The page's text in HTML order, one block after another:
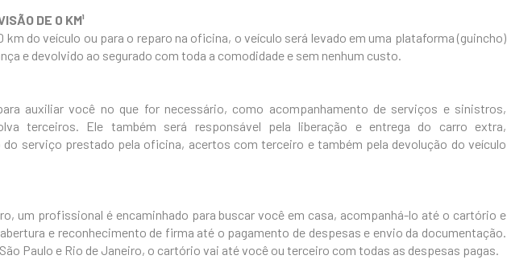
DE 0 KM¹
km do veículo ou para o reparo na oficina, o veículo será levado em uma plataforma (guincho)
e devolvido ao segurado com toda a comodidade e sem nenhum custo.
auxiliar você no que for necessário, como acompanhamento de serviços e sinistros,
terceiros. Ele também será responsável pela liberação e entrega do carro extra,
do serviço prestado pela oficina, acertos com terceiro e também pela devolução do veículo
um profissional é encaminhado para buscar você em casa, acompanhá-lo até o cartório e
e reconhecimento de firma até o pagamento de despesas e envio da documentação.
Paulo e Rio de Janeiro, o cartório vai até você ou terceiro com todas as despesas pagas.